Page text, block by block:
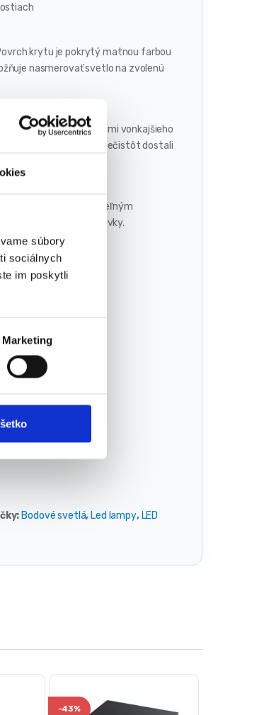
súbory
sociálnych
im poskytli
Marketing
krytu je pokrytý matnou farbou
nasmerovať svetlo na zvolenú
pred negatívnymi vplyvmi vonkajšieho
aby sa čiastočky nečistôt dostali
. Svietidlá s vymeniteľným
prípade poruchy žiarovky.
Bodové svetlá, Led lampy, LED
-43%